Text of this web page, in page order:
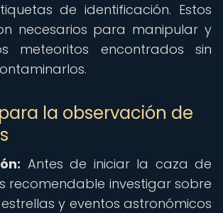
de identificación. Estos
necesarios para manipular y
meteoritos encontrados sin
la observación de
Antes de iniciar la caza de
recomendable investigar sobre
y eventos astronómicos